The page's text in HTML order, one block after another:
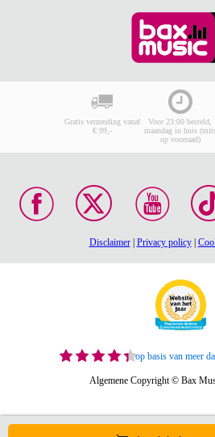
Gratis verzending vanaf
€ 99,-
Voor 23:00 besteld,
maandag in huis
op voorraad)
Disclaimer| Privacy policy|
op basis van meer
Algemene Copyright © Bax